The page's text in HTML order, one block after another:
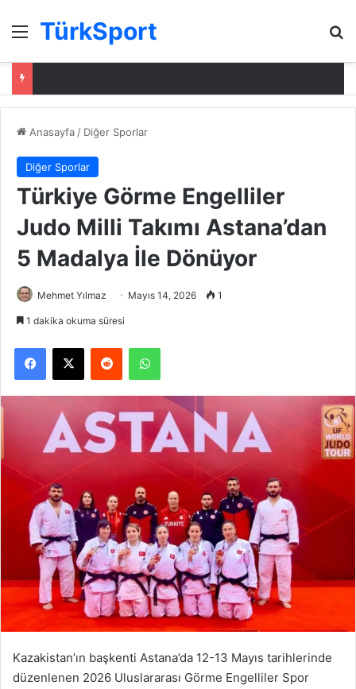
Menü
TürkSport
Anasayfa / Diğer Sporlar
Diğer Sporlar
Türkiye Görme Engelliler
Judo Milli Takımı Astana’dan
5 Madalya İle Dönüyor
Mehmet Yılmaz Mayıs 14, 2026 1
1 dakika okuma süresi
Facebook
X Reddit WhatsApp
Kazakistan’ın başkenti Astana’da 12-13 Mayıs tarihlerinde
düzenlenen 2026 Uluslararası Görme Engelliler Spor